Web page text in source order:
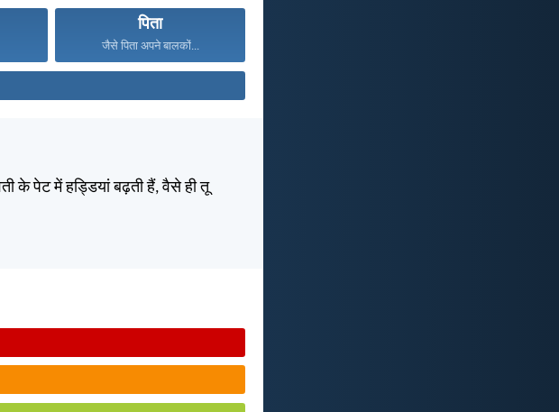
पिता
जैसे पिता अपने बालकों...
के पेट में हड्डियां बढ़ती हैं, वैसे ही तू